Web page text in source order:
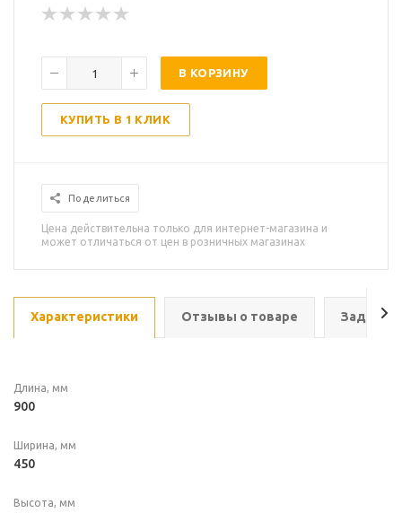
В КОРЗИНУ
КУПИТЬ В 1 КЛИК
Поделиться
Цена действительна только для интернет-магазина и
может отличаться от цен в розничных магазинах
Характеристики Отзывы о товаре Задать
Длина, мм
900
Ширина, мм
450
Высота, мм